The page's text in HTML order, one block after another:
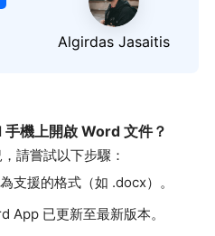
Algirdas Jasaitis
機上開啟 Word 文件？
請嘗試以下步驟：
支援的格式（如 .docx）。
App 已更新至最新版本。